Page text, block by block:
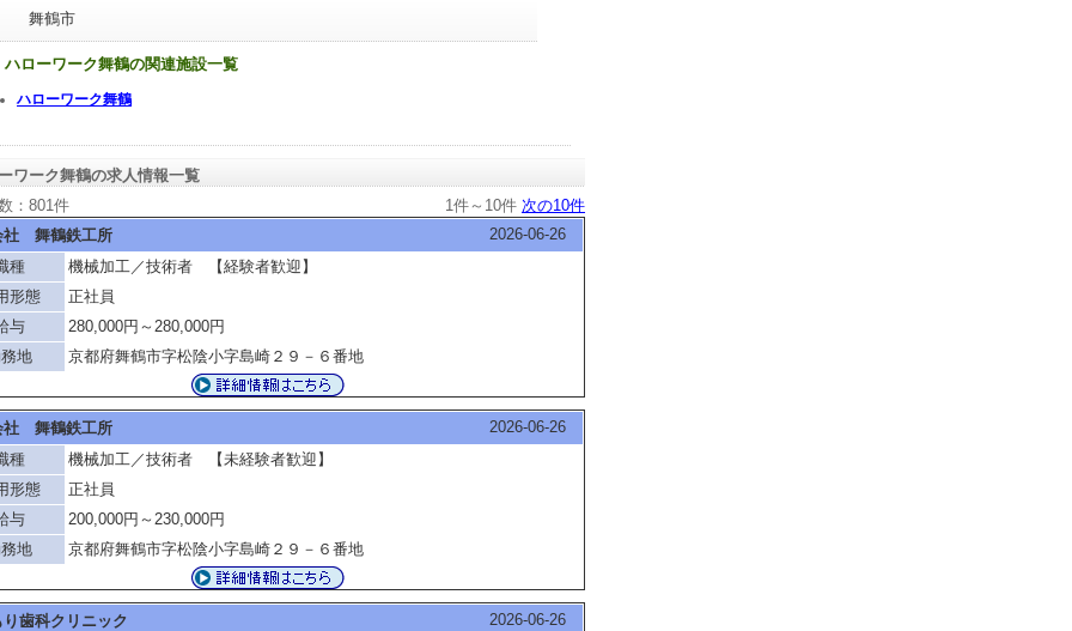
舞鶴市
ハローワーク舞鶴の関連施設一覧
ハローワーク舞鶴
ワーク舞鶴の求人情報一覧
：801件
1件～10件 次の10件
社 舞鶴鉄工所
2026-06-26
種
機械加工／技術者 【経験者歓迎】
形態
正社員
与
280,000円～280,000円
地
京都府舞鶴市字松陰小字島崎２９－６番地
社 舞鶴鉄工所
2026-06-26
種
機械加工／技術者 【未経験者歓迎】
形態
正社員
与
200,000円～230,000円
地
京都府舞鶴市字松陰小字島崎２９－６番地
歯科クリニック
2026-06-26